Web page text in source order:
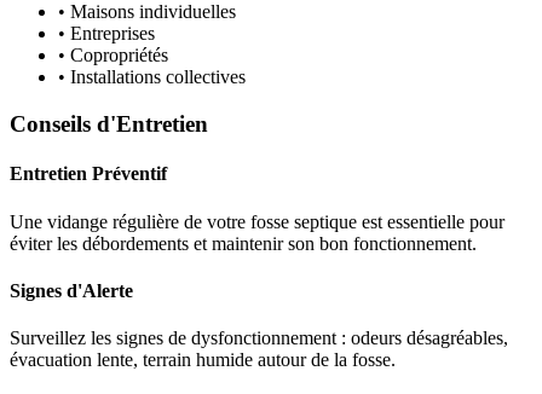
• Maisons individuelles
• Entreprises
• Copropriétés
• Installations collectives
Conseils d'Entretien
Entretien Préventif
Une vidange régulière de votre fosse septique est essentielle pour
éviter les débordements et maintenir son bon fonctionnement.
Signes d'Alerte
Surveillez les signes de dysfonctionnement : odeurs désagréables,
évacuation lente, terrain humide autour de la fosse.